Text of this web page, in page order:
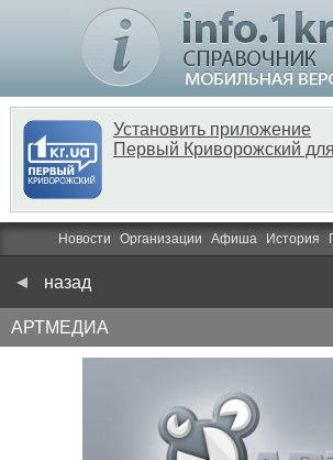
Установить приложение
Первый Криворожский для
Новости Организации Афиша История
назад
АРТМЕДИА